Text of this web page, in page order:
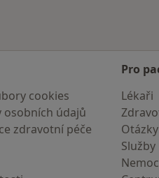
cookies
osobních údajů
zdravotní péče
Pro
Lékaři
Služby